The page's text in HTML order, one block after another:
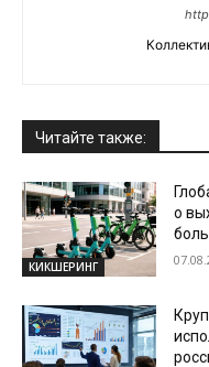
Читайте также:
КИКШЕРИНГ
о